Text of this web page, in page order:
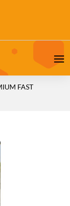
FAST